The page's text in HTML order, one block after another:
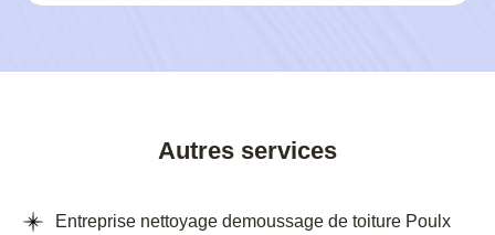
Autres services
Entreprise nettoyage demoussage de toiture Poulx